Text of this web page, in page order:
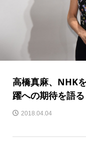
高橋真麻、NHK
躍への期待を語る
2018.04.04